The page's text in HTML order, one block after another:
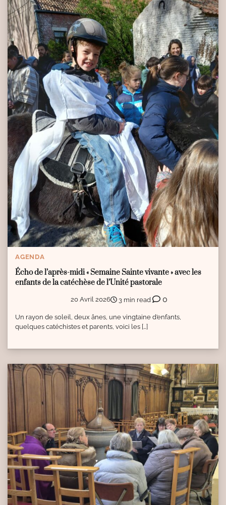
AGENDA
Écho de l’après-midi « Semaine Sainte vivante » avec les
enfants de la catéchèse de l’Unité pastorale
20 Avril 2026 3 min read 0
Un rayon de soleil, deux ânes, une vingtaine d’enfants,
quelques catéchistes et parents, voici les […]